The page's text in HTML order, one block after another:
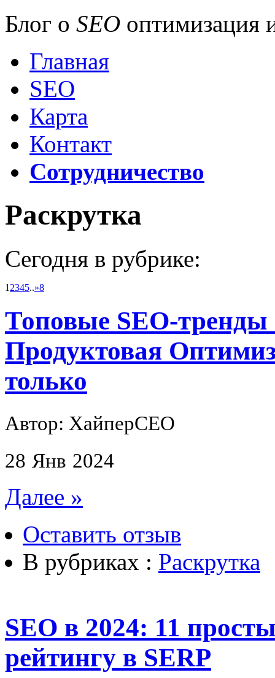
Блог о SEO оптимизация
Главная
SEO
Карта
Контакт
Сотрудничество
Раскрутка
Сегодня в рубрике:
1 2345..»8
Топовые SEO-тренды
Продуктовая
только
Автор: ХайперСЕО
28 Янв 2024
Далее »
Оставить отзыв
В рубриках : Раскрутка
SEO в 2024: 11
рейтингу в SERP